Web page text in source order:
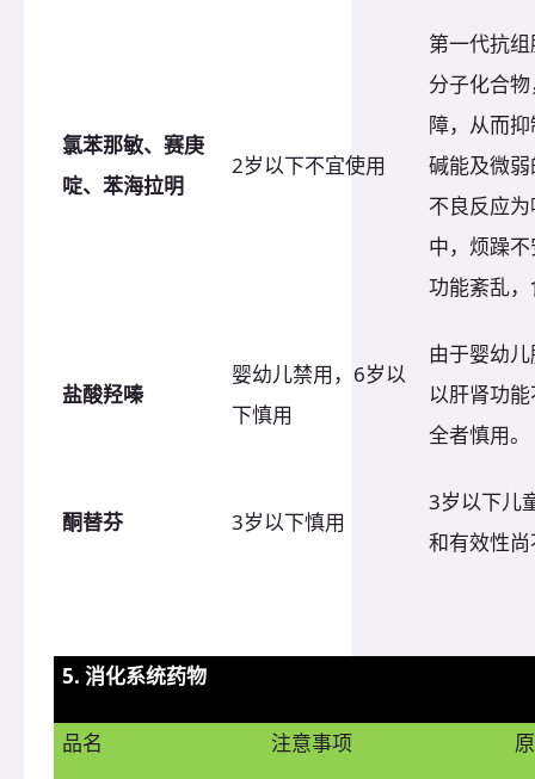
氯苯那敏、赛庚
啶、苯海拉明
2岁以下不宜使用
第一代抗
分子化合
障，从而
碱能及微
不良反应
中，烦躁
功能紊乱
盐酸羟嗪
婴幼儿禁用，6岁以
下慎用
由于婴幼
以肝肾功
全者慎用。
酮替芬 3岁以下慎用
3岁以下儿
和有效性
5. 消化系统药物
品名 注意事项